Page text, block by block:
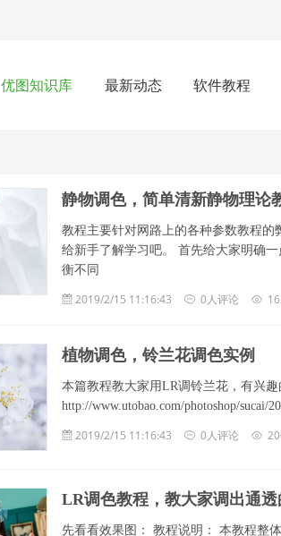
优图知识库 最新动态 软件教程
静物调色，简单清新静物理论
教程主要针对网路上的各种参数教程
给新手了解学习吧。 首先给大家明确
衡不同
2019/2/15 11:16:43 0人评论
植物调色，铃兰花调色实例
本篇教程教大家用LR调铃兰花，有兴趣
http://www.utobao.com/photoshop/sucai/
2019/2/15 11:16:43 0人评论
LR调色教程，教大家调出通
先看看效果图： 教程说明： 本教程整